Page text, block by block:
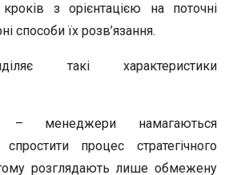
з орієнтацією на поточні
способи їх розв’язання.
такі характеристики
– менеджери намагаються
процес стратегічного
розглядають лише обмежену